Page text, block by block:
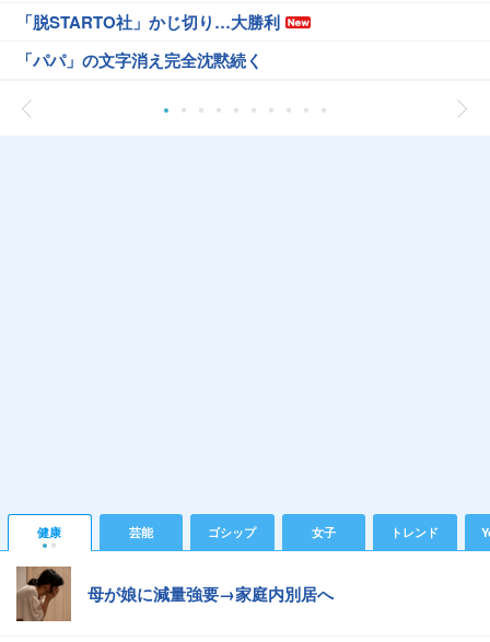
「脱STARTO社」かじ切り…大勝利
「パパ」の文字消え完全沈黙続く
健康 芸能 ゴシップ 女子 トレンド
母が娘に減量強要→家庭内別居へ